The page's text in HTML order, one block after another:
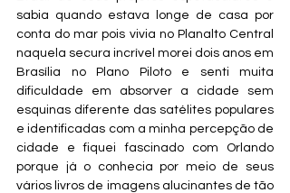
sabia quando estava longe de casa por
conta do mar pois vivia no Planalto Central
naquela secura incrível morei dois anos em
Brasília no Plano Piloto e senti muita
dificuldade em absorver a cidade sem
esquinas diferente das satélites populares
e identificadas com a minha percepção de
cidade e fiquei fascinado com Orlando
porque já o conhecia por meio de seus
vários livros de imagens alucinantes de tão